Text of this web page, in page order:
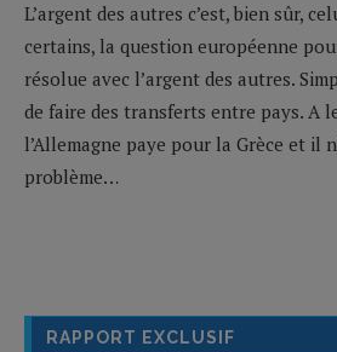
L’argent des autres c’est, bien sûr,
certains, la question européenne
résolue avec l’argent des autres.
de faire des transferts entre pays. A
l’Allemagne paye pour la Grèce et il
problème…
RAPPORT EXCLUSIF